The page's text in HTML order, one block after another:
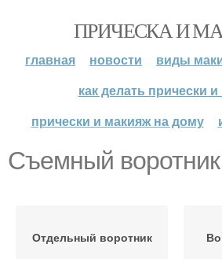
ПРИЧЕСКА И
главная новости
виды
как делать прически
прически и макияж на дому
Съемный воротник
Отдельный воротник